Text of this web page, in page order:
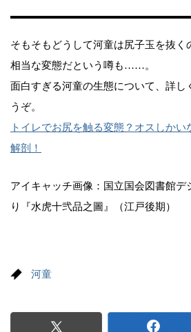
そもそもどうして河童は尻子玉を抜
相当な変態だという噂も……。
面白すぎる河童の生態について、詳し
うぞ。
トイレでお尻を触る変態？オスしか
解剖！
アイキャッチ画像：国立国会図書館デ
り『水虎十弐品之圖』（江戸後期）
河童